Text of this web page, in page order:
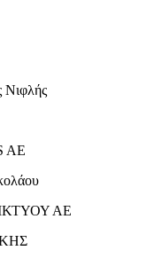
Νιφλής
AE
ΑΕ